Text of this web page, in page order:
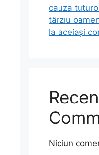
cauza
târziu
la aceiași
Niciun